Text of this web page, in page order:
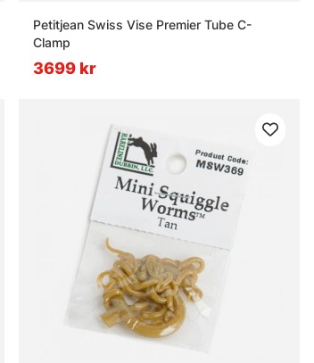
Petitjean Swiss Vise Premier Tube C-
Clamp
3699 kr